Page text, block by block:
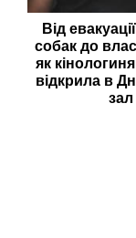
Від
собак до
як
відкрила в
зал